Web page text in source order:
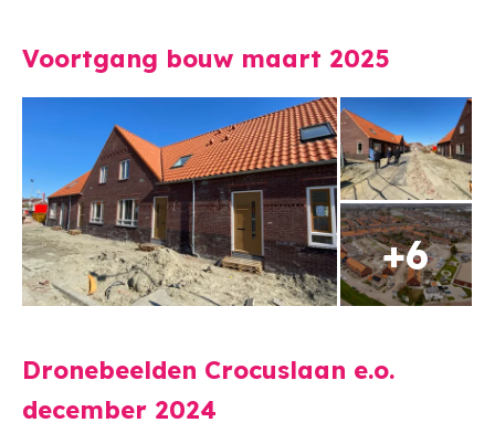
Voortgang bouw maart 2025
Dronebeelden Crocuslaan e.o.
december 2024